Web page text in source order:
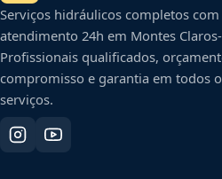
Serviços hidráulicos completos com
atendimento 24h em Montes Claros-
Profissionais qualificados,
compromisso e garantia em todos
serviços.